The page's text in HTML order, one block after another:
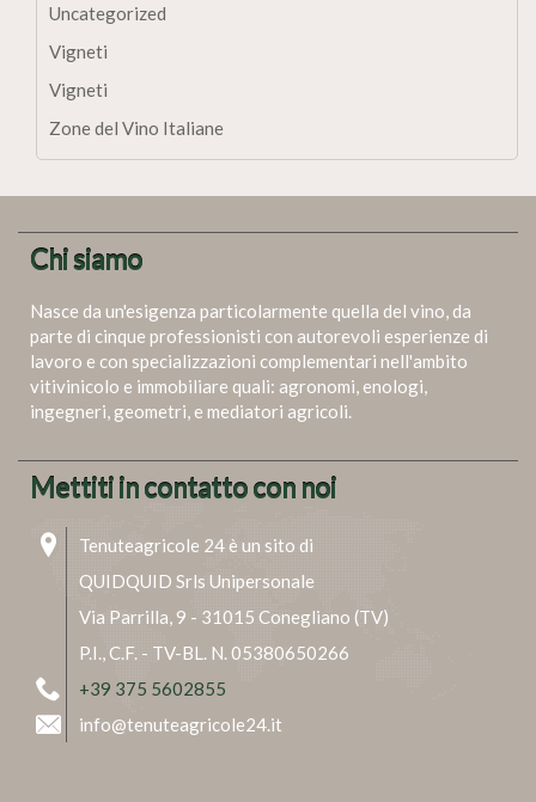
Uncategorized
Vigneti
Vigneti
Zone del Vino Italiane
Chi siamo
Nasce da un'esigenza particolarmente quella del vino, da
parte di cinque professionisti con autorevoli esperienze di
lavoro e con specializzazioni complementari nell'ambito
vitivinicolo e immobiliare quali: agronomi, enologi,
ingegneri, geometri, e mediatori agricoli.
Mettiti in contatto con noi
Tenuteagricole 24 è un sito di
QUIDQUID Srls Unipersonale
Via Parrilla, 9 - 31015 Conegliano (TV)
P.I., C.F. - TV-BL. N. 05380650266
+39 375 5602855
info@tenuteagricole24.it